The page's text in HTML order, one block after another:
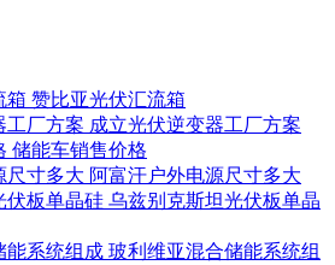
赞比亚光伏汇流箱
成立光伏逆变器工厂方案
储能车销售价格
阿富汗户外电源尺寸多大
乌兹别克斯坦光伏板单晶
玻利维亚混合储能系统组